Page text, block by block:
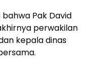
Pak David
perwakilan
kepala dinas